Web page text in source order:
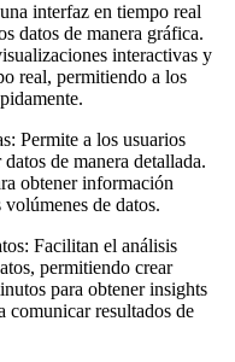
interfaz en tiempo real
datos de manera gráfica.
interactivas y
real, permitiendo a los
Permite a los usuarios
de manera detallada.
obtener información
de datos.
Facilitan el análisis
permitiendo crear
para obtener insights
comunicar resultados de